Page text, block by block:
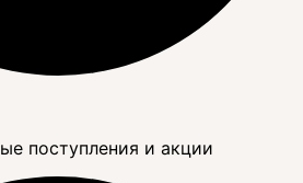
поступления и акции